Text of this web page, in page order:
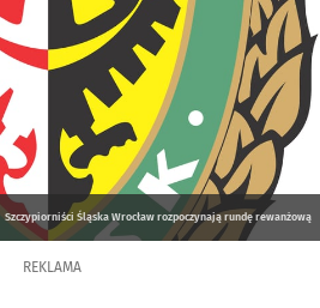
Szczypiorniści Śląska Wrocław rozpoczynają rundę rewanżową
REKLAMA